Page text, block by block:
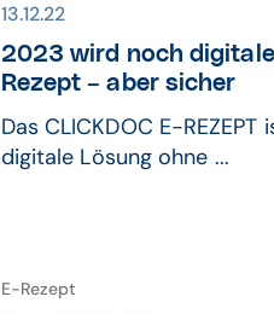
13.12.22
2023 wird noch
Rezept – aber sicher
Das CLICKDOC E-
digitale Lösung ohne ...
E-Rezept